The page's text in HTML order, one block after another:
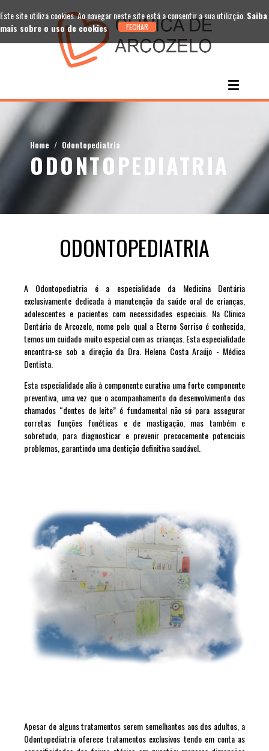
Home Odontopediatria
ODONTOPEDIATRIA
ODONTOPEDIATRIA
A Odontopediatria é a especialidade da Medicina Dentária
exclusivamente dedicada à manutenção da saúde oral de crianças,
adolescentes e pacientes com necessidades especiais. Na Clinica
Dentária de Arcozelo, nome pelo qual a Eterno Sorriso é conhecida,
temos um cuidado muito especial com as crianças. Esta especialidade
encontra-se sob a direção da Dra. Helena Costa Araújo - Médica
Dentista.
Esta especialidade alia à componente curativa uma forte componente
preventiva, uma vez que o acompanhamento do desenvolvimento dos
chamados “dentes de leite” é fundamental não só para assegurar
corretas funções fonéticas e de mastigação, mas também e
sobretudo, para diagnosticar e prevenir precocemente potenciais
problemas, garantindo uma dentição definitiva saudável.
Apesar de alguns tratamentos serem semelhantes aos dos adultos, a
Odontopediatria oferece tratamentos exclusivos tendo em conta as
Este site utiliza cookies. Ao navegar neste site está a consentir a sua utilizção. Saiba
mais sobre o uso de cookies